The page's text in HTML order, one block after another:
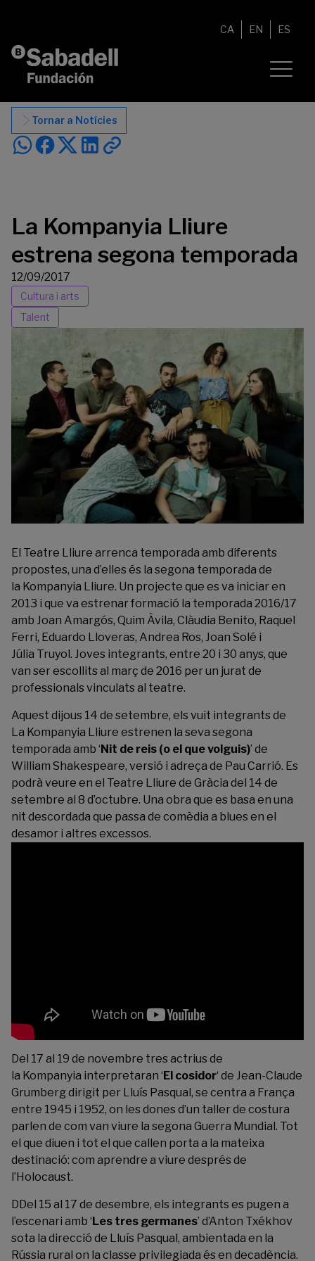
CA EN ES
Tornar a Notícies
La Kompanyia Lliure
estrena segona temporada
12/09/2017
Cultura i arts
Talent
El Teatre Lliure arrenca temporada amb diferents
propostes, una d’elles és la segona temporada de
la Kompanyia Lliure. Un projecte que es va iniciar en
2013 i que va estrenar formació la temporada 2016/17
amb Joan Amargós, Quim Àvila, Clàudia Benito, Raquel
Ferri, Eduardo Lloveras, Andrea Ros, Joan Solé i
Júlia Truyol. Joves integrants, entre 20 i 30 anys, que
van ser escollits al març de 2016 per un jurat de
professionals vinculats al teatre.
Aquest dijous 14 de setembre, els vuit integrants de
La Kompanyia Lliure estrenen la seva segona
temporada amb ‘Nit de reis (o el que volguis)’ de
William Shakespeare, versió i adreça de Pau Carrió. Es
podrà veure en el Teatre Lliure de Gràcia del 14 de
setembre al 8 d’octubre. Una obra que es basa en una
nit descordada que passa de comèdia a blues en el
desamor i altres excessos.
Del 17 al 19 de novembre tres actrius de
la Kompanyia interpretaran ‘El cosidor‘ de Jean-Claude
Grumberg dirigit per Lluís Pasqual, se centra a França
entre 1945 i 1952, on les dones d’un taller de costura
parlen de com van viure la segona Guerra Mundial. Tot
el que diuen i tot el que callen porta a la mateixa
destinació: com aprendre a viure després de
l’Holocaust.
DDel 15 al 17 de desembre, els integrants es pugen a
l’escenari amb ‘Les tres germanes’ d’Anton Txékhov
sota la direcció de Lluís Pasqual, ambientada en la
Rússia rural on la classe privilegiada és en decadència.